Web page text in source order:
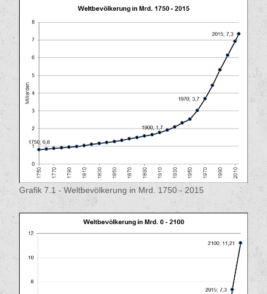
Grafik 7.1 - Weltbevölkerung in Mrd. 1750 - 2015